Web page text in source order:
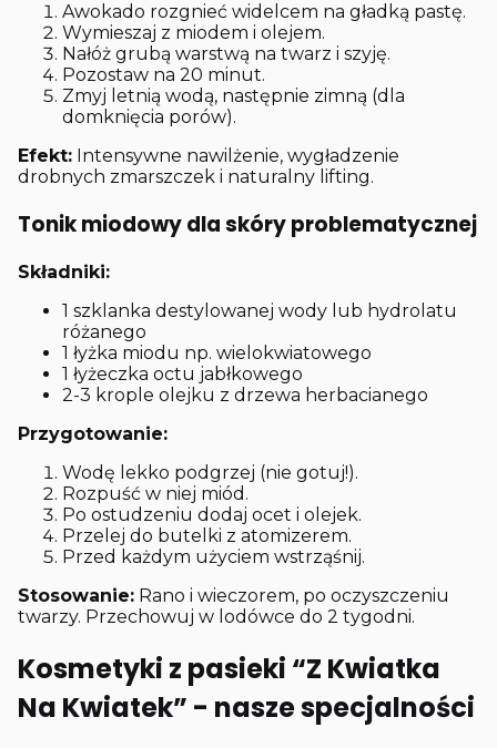
Awokado rozgnieć widelcem na gładką pastę.
Wymieszaj z miodem i olejem.
Nałóż grubą warstwą na twarz i szyję.
Pozostaw na 20 minut.
Zmyj letnią wodą, następnie zimną (dla
domknięcia porów).
Efekt: Intensywne nawilżenie, wygładzenie
drobnych zmarszczek i naturalny lifting.
Tonik miodowy dla skóry problematycznej
Składniki:
1 szklanka destylowanej wody lub hydrolatu
różanego
1 łyżka miodu np. wielokwiatowego
1 łyżeczka octu jabłkowego
2-3 krople olejku z drzewa herbacianego
Przygotowanie:
Wodę lekko podgrzej (nie gotuj!).
Rozpuść w niej miód.
Po ostudzeniu dodaj ocet i olejek.
Przelej do butelki z atomizerem.
Przed każdym użyciem wstrząśnij.
Stosowanie: Rano i wieczorem, po oczyszczeniu
twarzy. Przechowuj w lodówce do 2 tygodni.
Kosmetyki z pasieki “Z Kwiatka
Na Kwiatek” - nasze specjalności